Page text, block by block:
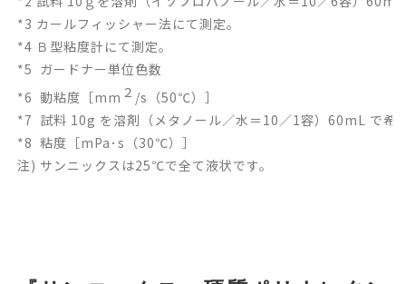
*3 カールフィッシャー法にて測定。
*4 Ｂ型粘度計にて測定。
*5 ガードナー単位色数
*6 動粘度［mm ２ /s（50℃）］
*7 試料 10g を溶剤（メタノール／水＝10／1容）60mL で希
*8 粘度［mPa･s（30℃）］
注) サンニックスは25℃で全て液状です。